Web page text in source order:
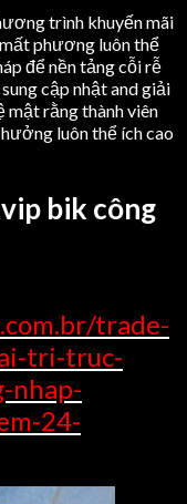
trình khuyến mãi
phương luôn thể
để nền tảng cỗi rễ
cập nhật and giải
mật rằng thành viên
luôn thể ích cao
bik công
trade-
tri-truc-
nhap-
24-